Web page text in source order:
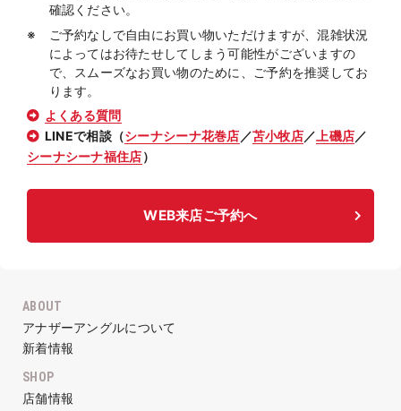
確認ください。
ご予約なしで自由にお買い物いただけますが、混雑状況
によってはお待たせしてしまう可能性がございますの
で、スムーズなお買い物のために、ご予約を推奨してお
ります。
よくある質問
LINEで相談（シーナシーナ花巻店 ／苫小牧店／ 上磯店／
シーナシーナ福住店）
WEB来店ご予約へ
ABOUT
アナザーアングルについて
新着情報
SHOP
店舗情報